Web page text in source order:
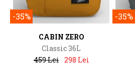
-35%
CABIN ZERO
Classic 36L
459 Lei 298 Lei
-35%